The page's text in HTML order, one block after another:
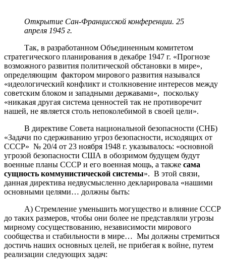
Открытие Сан-Францисской конференции. 25
апреля 1945 г.
Так, в разработанном Объединенным комитетом
стратегического планирования в декабре 1947 г. «Прогнозе
возможного развития политической обстановки в мире»,
определяющим фактором мирового развития назывался
«идеологический конфликт и столкновение интересов между
советским блоком и западными державами», поскольку
«никакая другая система ценностей так не противоречит
нашей, не является столь непоколебимой в своей цели».
В директиве Совета национальной безопасности (СНБ)
«Задачи по сдерживанию угроз безопасности, исходящих от
СССР» № 20/4 от 23 ноября 1948 г. указывалось: «основной
угрозой безопасности США в обозримом будущем будут
военные планы СССР и его военная мощь, а также сама
сущность коммунистической системы». В этой связи,
данная директива недвусмысленно декларировала «нашими
основными целями… должны быть:
А) Стремление уменьшить могущество и влияние СССР
до таких размеров, чтобы они более не представляли угрозы
мирному сосуществованию, независимости мирового
сообщества и стабильности в мире… Мы должны стремиться
достичь наших основных целей, не прибегая к войне, путем
реализации следующих задач: